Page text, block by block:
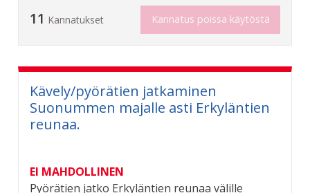
11 Kannatukset Kannatus poissa käytöstä
Kävely/pyörätien jatkaminen
Suonummen majalle asti Erkyläntien
reunaa.
EI MAHDOLLINEN
Pyörätien jatko Erkyläntien reunaa välille